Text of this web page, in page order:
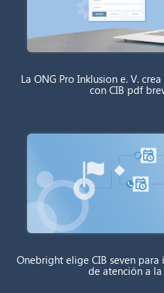
La ONG Pro Inklusion e. V.
con CIB pdf
Onebright elige CIB seven
de atención a